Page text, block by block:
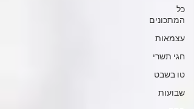
כל
המתכונים
עצמאות
חגי תשרי
טו בשבט
שבועות